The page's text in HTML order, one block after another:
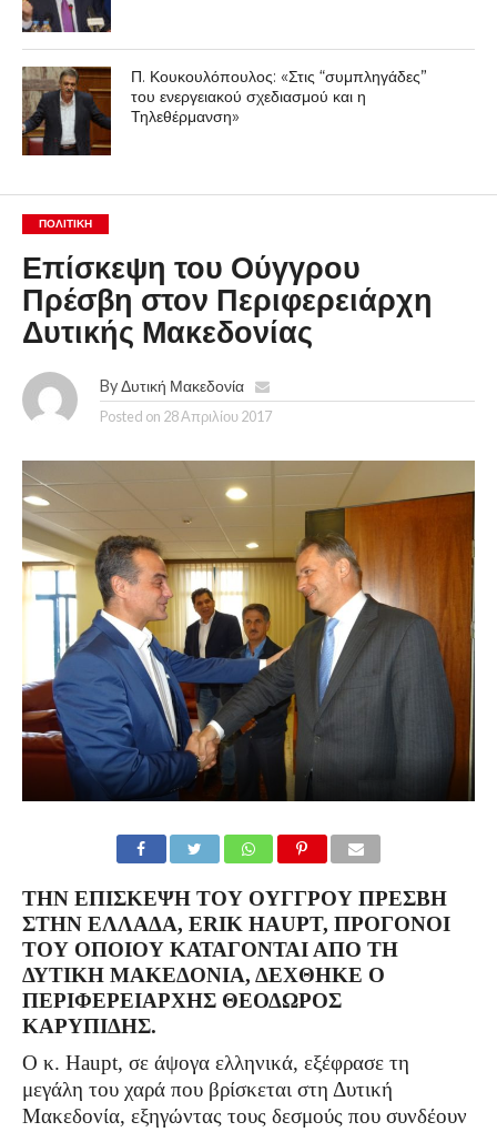
Π. Κουκουλόπουλος: «Στις “συμπληγάδες”
του ενεργειακού σχεδιασμού και η
Τηλεθέρμανση»
ΠΟΛΙΤΙΚΉ
Επίσκεψη του Ούγγρου
Πρέσβη στον Περιφερειάρχη
Δυτικής Μακεδονίας
By Δυτική Μακεδονία
Posted on 28 Απριλίου 2017
ΤΗΝ ΕΠΊΣΚΕΨΗ ΤΟΥ ΟΎΓΓΡΟΥ ΠΡΈΣΒΗ
ΣΤΗΝ ΕΛΛΆΔΑ, ERIK HAUPT, ΠΡΌΓΟΝΟΙ
ΤΟΥ ΟΠΟΊΟΥ ΚΑΤΆΓΟΝΤΑΙ ΑΠΌ ΤΗ
ΔΥΤΙΚΉ ΜΑΚΕΔΟΝΊΑ, ΔΈΧΘΗΚΕ Ο
ΠΕΡΙΦΕΡΕΙΆΡΧΗΣ ΘΕΌΔΩΡΟΣ
ΚΑΡΥΠΊΔΗΣ.
Ο κ. Haupt, σε άψογα ελληνικά, εξέφρασε τη
μεγάλη του χαρά που βρίσκεται στη Δυτική
Μακεδονία, εξηγώντας τους δεσμούς που συνδέουν